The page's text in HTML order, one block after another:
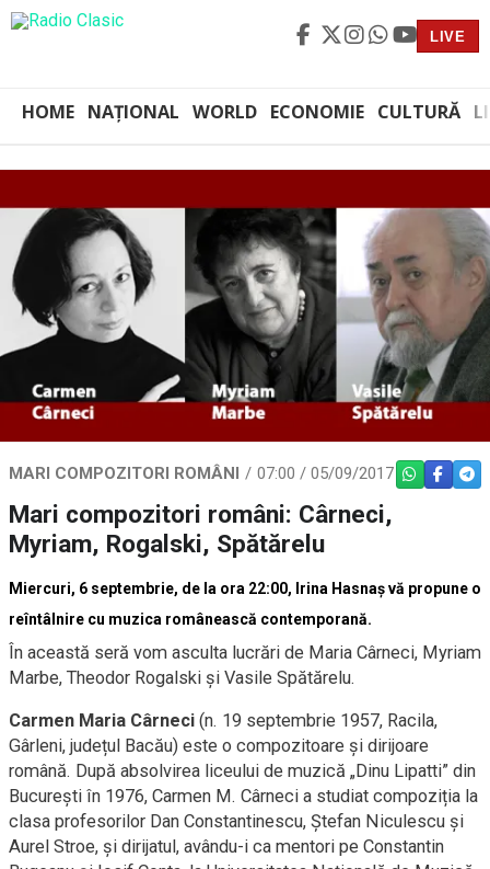
LIVE
HOME NAȚIONAL WORLD ECONOMIE CULTURĂ
MARI COMPOZITORI ROMÂNI 07:00 / 05/09/2017 WHATSAPP
Mari compozitori români: Cârneci,
Myriam, Rogalski, Spătărelu
Miercuri, 6 septembrie, de la ora 22:00, Irina Hasnaș vă propune o
reîntâlnire cu muzica românească contemporană.
În această seră vom asculta lucrări de Maria Cârneci, Myriam
Marbe, Theodor Rogalski și Vasile Spătărelu.
Carmen Maria Cârneci (n. 19 septembrie 1957, Racila,
Gârleni, județul Bacău) este o compozitoare și dirijoare
română. După absolvirea liceului de muzică „Dinu Lipatti” din
București în 1976, Carmen M. Cârneci a studiat compoziția la
clasa profesorilor Dan Constantinescu, Ștefan Niculescu și
Aurel Stroe, și dirijatul, avându-i ca mentori pe Constantin